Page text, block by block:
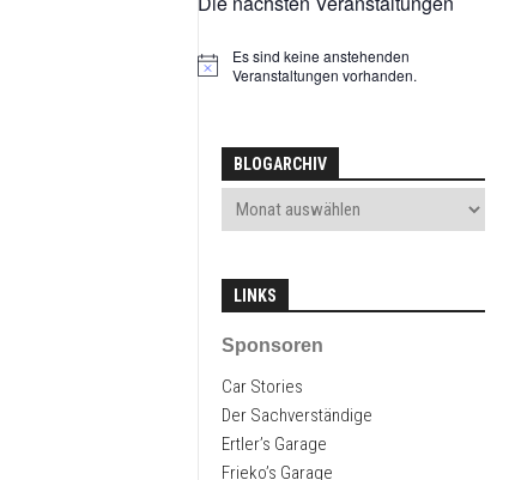
MX-
NA
ESTRELLA
PUCH
Hinweis
Es sind keine anstehenden
Veranstaltungen vorhanden.
BLOGARCHIV
LINKS
Sponsoren
Car Stories
Der Sachverständige
Ertler’s Garage
Frieko’s Garage